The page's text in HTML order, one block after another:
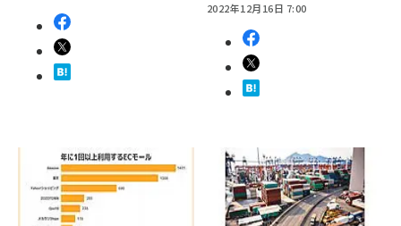
2022年12月16日 7:00